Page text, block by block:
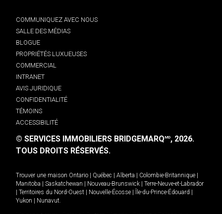
COMMUNIQUEZ AVEC NOUS
SALLE DES MÉDIAS
BLOGUE
PROPRIÉTÉS LUXUEUSES
COMMERCIAL
INTRANET
AVIS JURIDIQUE
CONFIDENTIALITÉ
TÉMOINS
ACCESSIBILITÉ
© SERVICES IMMOBILIERS BRIDGEMARQMD, 2026.
TOUS DROITS RÉSERVÉS.
Trouver une maison Ontario Québec Alberta Colombie-Britannique
Manitoba
Saskatchewan Nouveau-Brunswick
Terre-Neuve-et-Labrador
Territoires du Nord-Ouest Nouvelle-Écosse Île-du-Prince-Édouard
Yukon
Nunavut.